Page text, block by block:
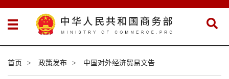
首页 > 政策发布 > 中国对外经济贸易文告